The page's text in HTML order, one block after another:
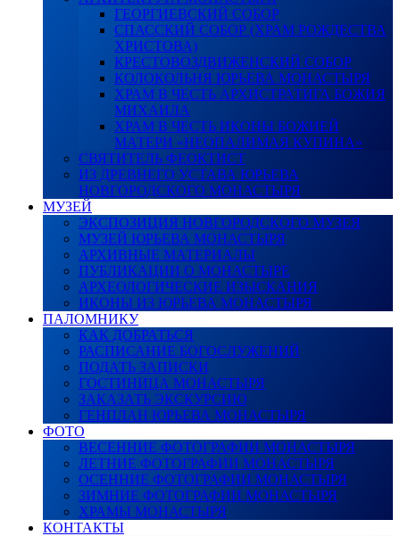
ГЕОРГИЕВСКИЙ СОБОР
СПАССКИЙ СОБОР (ХРАМ РОЖДЕСТВА
ХРИСТОВА)
КРЕСТОВОЗДВИЖЕНСКИЙ СОБОР
КОЛОКОЛЬНЯ ЮРЬЕВА МОНАСТЫРЯ
ХРАМ В ЧЕСТЬ АРХИСТРАТИГА БОЖИЯ
МИХАИЛА
ХРАМ В ЧЕСТЬ ИКОНЫ БОЖИЕЙ
МАТЕРИ «НЕОПАЛИМАЯ КУПИНА»
СВЯТИТЕЛЬ ФЕОКТИСТ
ИЗ ДРЕВНЕГО УСТАВА ЮРЬЕВА
НОВГОРОДСКОГО МОНАСТЫРЯ
МУЗЕЙ
ЭКСПОЗИЦИЯ НОВГОРОДСКОГО МУЗЕЯ
МУЗЕЙ ЮРЬЕВА МОНАСТЫРЯ
АРХИВНЫЕ МАТЕРИАЛЫ
ПУБЛИКАЦИИ О МОНАСТЫРЕ
АРХЕОЛОГИЧЕСКИЕ ИЗЫСКАНИЯ
ИКОНЫ ИЗ ЮРЬЕВА МОНАСТЫРЯ
ПАЛОМНИКУ
КАК ДОБРАТЬСЯ
РАСПИСАНИЕ БОГОСЛУЖЕНИЙ
ПОДАТЬ ЗАПИСКИ
ГОСТИНИЦА МОНАСТЫРЯ
ЗАКАЗАТЬ ЭКСКУРСИЮ
ГЕНПЛАН ЮРЬЕВА МОНАСТЫРЯ
ФОТО
ВЕСЕННИЕ ФОТОГРАФИИ МОНАСТЫРЯ
ЛЕТНИЕ ФОТОГРАФИИ МОНАСТЫРЯ
ОСЕННИЕ ФОТОГРАФИИ МОНАСТЫРЯ
ЗИМНИЕ ФОТОГРАФИИ МОНАСТЫРЯ
ХРАМЫ МОНАСТЫРЯ
КОНТАКТЫ